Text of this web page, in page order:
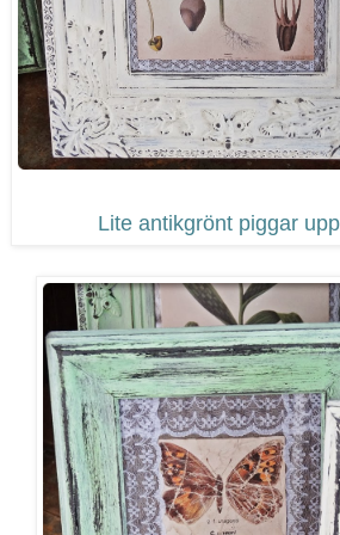
Lite antikgrönt piggar